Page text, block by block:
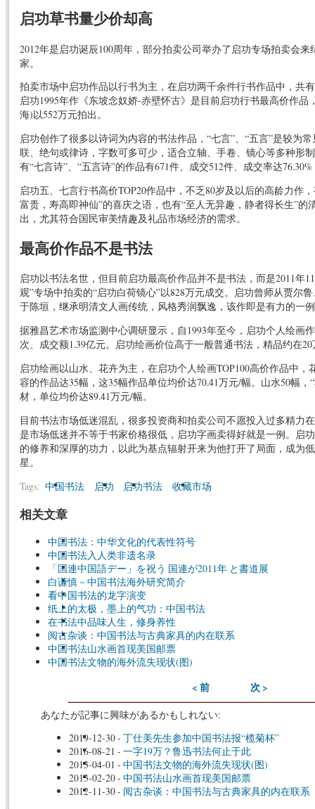
启功草书量少价却高
2012年是启功诞辰100周年，部分拍卖公司举办了启功专场拍卖会来
家。
拍卖市场中启功作品以行书为主，在启功两千余件行书作品中，共
启功1995年作《东坡念奴娇-赤壁怀古》是目前启功行书最高价作品
海)以552万元拍出。
启功创作了很多以诗词为内容的书法作品，“七言”、“五言”是较为
联、绝句或律诗，字数可多可少，适合立轴、手卷、镜心等多种形
有“七言诗”、“五言诗”的作品有671件、成交512件、成交率达
启功五、七言行书高价TOP20作品中，不乏80岁及以后的高龄力作
富贵，寿高即神仙”的喜庆之语，也有“至人无异趣，静者得长生”的
出，尤其符合国民审美情趣及礼品市场经济的需求。
最高价作品不是书法
启功以书法名世，但目前启功最高价作品并不是书法，而是2011年
观”专场中拍卖的“启功白荷镜心”以828万元成交。启功曾师从贾尔
于陈垣，继承明清文人画传统，风格秀润飘逸，该作即是有力的一
据雅昌艺术市场监测中心调研显示，自1993年至今，启功个人绘画
次、成交额1.39亿元。启功绘画价位高于一般普通书法，精品约在
启功绘画以山水、花卉为主，在启功个人绘画TOP100高价作品中，
容的作品达35幅，这35幅作品单位均价达70.41万元/幅。山水50幅
材，单位均价达89.41万元/幅。
目前书法市场低迷混乱，很多投资商和拍卖公司不愿投入过多精力
是市场低迷并不等于书家价格很低，启功字画卖得好就是一例。启
的修养和深厚的功力，以此为基点辐射开来为他打开了局面，成为
星。
Tags: 中国书法 启功 启功书法 收藏市场
相关文章
中国书法：中华文化的代表性符号
中国书法入人类非遗名录
「国連中国語デー」を祝う 国連が2011年 と書道展
白谦慎－中国书法海外研究简介
看中国书法的龙字演变
纸上的太极，墨上的气功：中国书法
在书法中品味人生，修身养性
阅古杂谈：中国书法与古典家具的内在联系
中国书法山水画首现美国邮票
中国书法文物的海外流失现状(图)
< 前 次 >
あなたが記事に興味があるかもしれない:
2019-12-30- 丁仕美先生参加中国书法报“榄菊杯”
2016-08-21 - 一字19万？鲁迅书法何止于此
2013-04-01 - 中国书法文物的海外流失现状(图)
2013-02-20- 中国书法山水画首现美国邮票
2012-11-30- 阅古杂谈：中国书法与古典家具的内在联系